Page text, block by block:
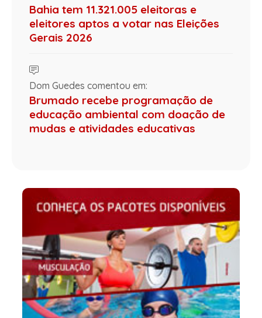
Bahia tem 11.321.005 eleitoras e
eleitores aptos a votar nas Eleições
Gerais 2026
Dom Guedes comentou em:
Brumado recebe programação de
educação ambiental com doação de
mudas e atividades educativas